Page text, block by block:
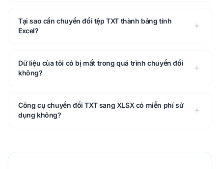
Tại sao cần chuyển đổi tệp TXT thành bảng tính
Excel?
Dữ liệu của tôi có bị mất trong quá trình chuyển đổi
không?
Công cụ chuyển đổi TXT sang XLSX có miễn phí sử
dụng không?